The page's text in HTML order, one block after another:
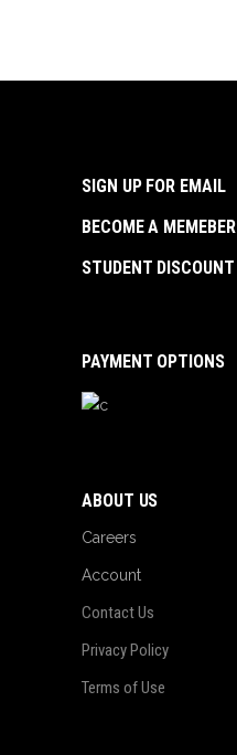
SIGN UP FOR EMAIL
BECOME A MEMEBER
STUDENT DISCOUNT
PAYMENT OPTIONS
ABOUT US
Careers
Account
Contact Us
Privacy Policy
Terms of Use